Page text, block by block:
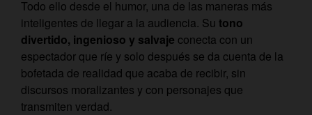
Todo ello desde el humor, una de las maneras más
inteligentes de llegar a la audiencia. Su tono
divertido, ingenioso y salvaje conecta con un
espectador que ríe y solo después se da cuenta de la
bofetada de realidad que acaba de recibir, sin
discursos moralizantes y con personajes que
transmiten verdad.